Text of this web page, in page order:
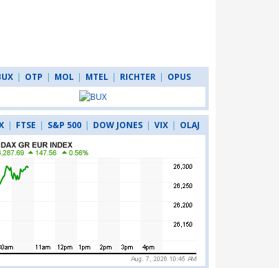
| OTP | MOL | MTEL | RICHTER | OPUS
| FTSE | S&P 500 | DOW JONES | VIX | OLAJ